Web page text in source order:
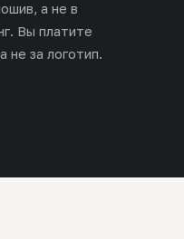
а не в
Вы платите
не за логотип.